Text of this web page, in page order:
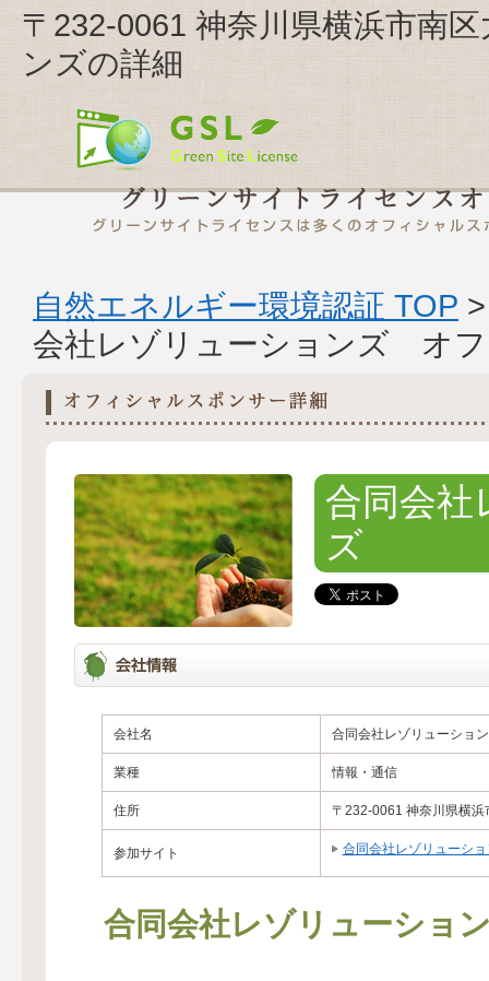
〒232-0061 神奈川県横浜市南
ンズの詳細
自然エネルギー環境認証 TOP
会社レゾリューションズ オ
合同会社
ズ
会社名 合同会社レゾリューショ
業種 情報・通信
住所 〒232-0061 神奈川県横
参加サイト 合同会社レゾリューショ
合同会社レゾリューショ